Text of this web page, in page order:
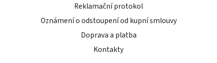
Reklamační protokol
Oznámení o odstoupení od kupní smlouvy
Doprava a platba
Kontakty